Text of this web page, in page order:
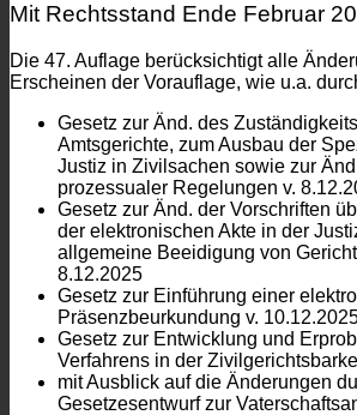
Mit Rechtsstand Ende Februar
Die 47. Auflage berücksichtigt alle
Erscheinen der Vorauflage, wie u.a.
Gesetz zur Änd. des
Amtsgerichte, zum Ausbau der
Justiz in Zivilsachen sowie zur
prozessualer Regelungen v.
Gesetz zur Änd. der Vorschriften
der elektronischen Akte in der
allgemeine Beeidigung von
8.12.2025
Gesetz zur Einführung einer
Präsenzbeurkundung v.
Gesetz zur Entwicklung und
Verfahrens in der
mit Ausblick auf die Änderungen
Gesetzesentwurf zur